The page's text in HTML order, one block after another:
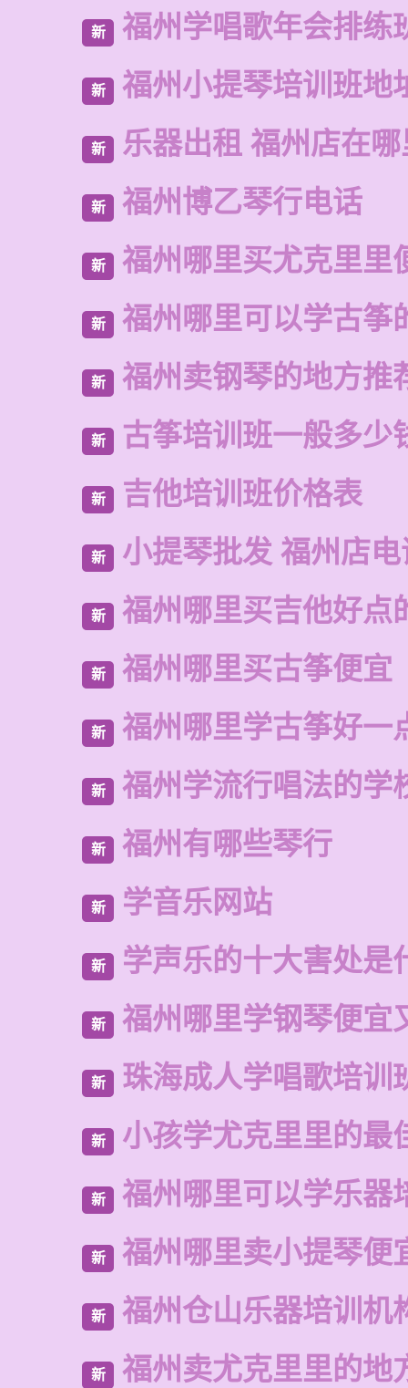
新 福州学唱歌年会排练
新 福州小提琴培训班地
新 乐器出租 福州店在
新 福州博乙琴行电话
新 福州哪里买尤克里里
新 福州哪里可以学古筝
新 福州卖钢琴的地方推
新 古筝培训班一般多少
新 吉他培训班价格表
新 小提琴批发 福州店
新 福州哪里买吉他好点
新 福州哪里买古筝便宜
新 福州哪里学古筝好一
新 福州学流行唱法的学
新 福州有哪些琴行
新 学音乐网站
新 学声乐的十大害处是
新 福州哪里学钢琴便宜
新 珠海成人学唱歌培训
新 小孩学尤克里里的最
新 福州哪里可以学乐器
新 福州哪里卖小提琴便
新 福州仓山乐器培训机
新 福州卖尤克里里的地